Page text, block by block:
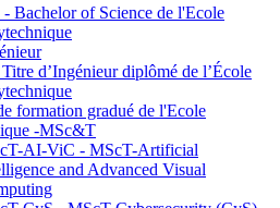
Bachelor of Science de l'Ecole
d’Ingénieur diplômé de l’École
formation gradué de l'Ecole
-MSc&T
AI-ViC - MScT-Artificial
and Advanced Visual